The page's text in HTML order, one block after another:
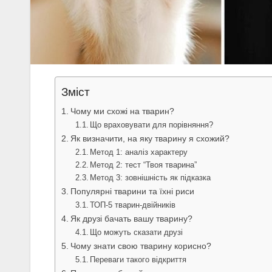
Зміст
Чому ми схожі на тварин?
Що враховувати для порівняння?
Як визначити, на яку тварину я схожий?
Метод 1: аналіз характеру
Метод 2: тест “Твоя тварина”
Метод 3: зовнішність як підказка
Популярні тварини та їхні риси
ТОП-5 тварин-двійників
Як друзі бачать вашу тварину?
Що можуть сказати друзі
Чому знати свою тварину корисно?
Переваги такого відкриття